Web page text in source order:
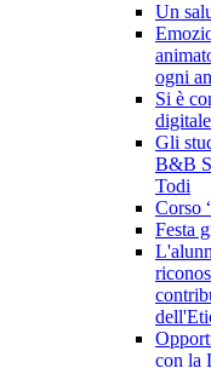
Un
ogni
Si è
Gli
B&B
Todi
Corso
Festa
con la